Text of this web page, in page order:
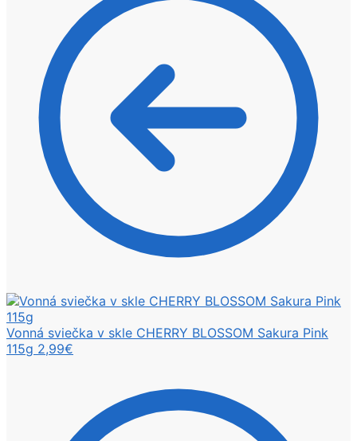
Vonná sviečka v skle CHERRY BLOSSOM Sakura Pink
115g 2,99€